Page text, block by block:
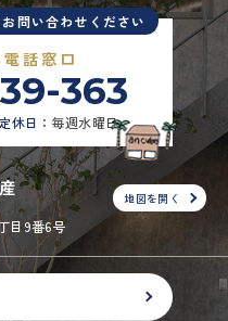
問い合わせください
話窓口
363
定休日： 毎週水曜日
目9番6号
地図を開く